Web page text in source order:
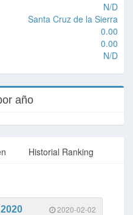
N/D
Santa Cruz de la Sierra
0.00
0.00
N/D
año
Historial Ranking
2020-02-02